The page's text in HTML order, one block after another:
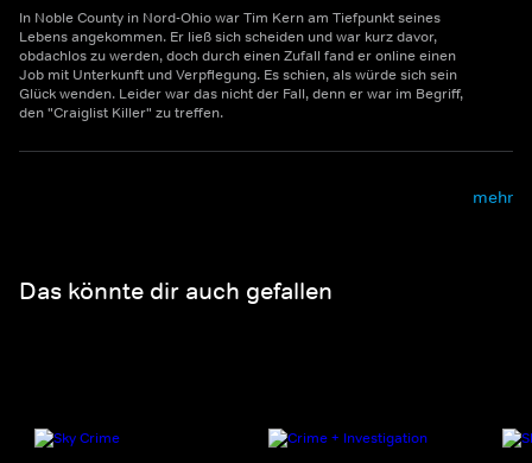
In Noble County in Nord-Ohio war Tim Kern am Tiefpunkt seines
Lebens angekommen. Er ließ sich scheiden und war kurz davor,
obdachlos zu werden, doch durch einen Zufall fand er online einen
Job mit Unterkunft und Verpflegung. Es schien, als würde sich sein
Glück wenden. Leider war das nicht der Fall, denn er war im Begriff,
den "Craiglist Killer" zu treffen.
mehr
Das könnte dir auch gefallen